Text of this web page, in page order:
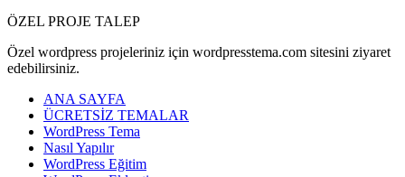
ÖZEL PROJE TALEP
Özel wordpress projeleriniz için wordpresstema.com sitesini ziyaret
edebilirsiniz.
ANA SAYFA
ÜCRETSİZ TEMALAR
WordPress Tema
Nasıl Yapılır
WordPress Eğitim